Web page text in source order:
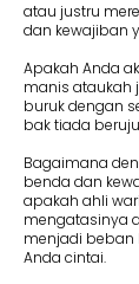
atau justru
dan kewajiban
Apakah Anda
manis ataukah
buruk dengan
bak tiada
Bagaimana
benda dan
apakah ahli
mengatasinya
menjadi beban
Anda cintai.